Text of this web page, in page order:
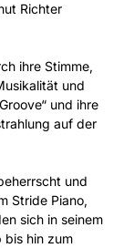
Richter
ihre Stimme,
und
und ihre
auf der
und
Stride Piano,
sich in seinem
bis hin zum